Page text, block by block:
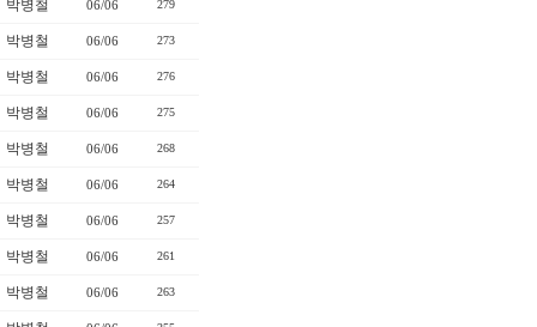
박병철 06/06 279
박병철 06/06 273
박병철 06/06 276
박병철 06/06 275
박병철 06/06 268
박병철 06/06 264
박병철 06/06 257
박병철 06/06 261
박병철 06/06 263